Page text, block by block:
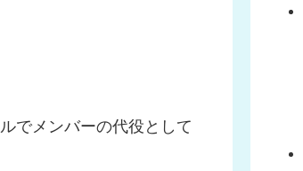
でメンバーの代役として